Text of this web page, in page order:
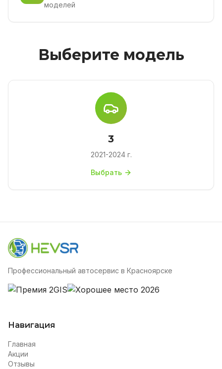
моделей
Выберите модель
3
2021-2024 г.
Выбрать
Профессиональный автосервис в Красноярске
Навигация
Главная
Акции
Отзывы